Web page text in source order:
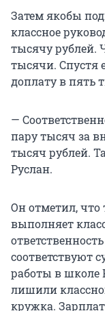
Затем якобы
классное
тысячу рублей.
тысячи. Спустя
доплату в пять
—
пару тысяч за
тысяч рублей.
Руслан.
Он отметил, что
выполняет
соответствуют
работы в школе
лишили
кружка.